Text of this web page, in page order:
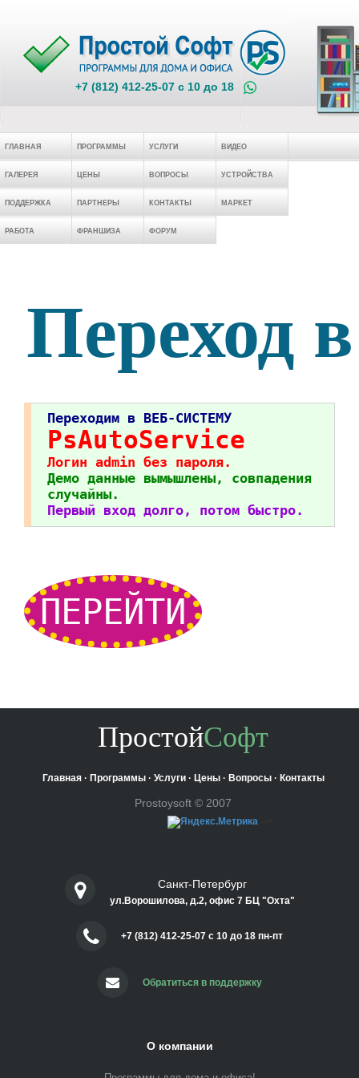
+7 (812) 412-25-07 c 10 до 18
ГЛАВНАЯ ПРОГРАММЫ УСЛУГИ ВИДЕО
ГАЛЕРЕЯ ЦЕНЫ ВОПРОСЫ УСТРОЙСТВА
ПОДДЕРЖКА ПАРТНЕРЫ КОНТАКТЫ МАРКЕТ
РАБОТА ФРАНШИЗА ФОРУМ
Переход
Переходим в ВЕБ-СИСТЕМУ
PsAutoService
Логин admin без пароля.
Демо данные вымышлены, совпадения
случайны.
Первый вход долго, потом быстро.
ПЕРЕЙТИ
ПростойСофт
Главная· Программы· Услуги· Цены· Вопросы· Контакты
Prostoysoft © 2007
Санкт-Петербург
ул.Ворошилова, д.2, офис 7 БЦ "Охта"
+7 (812) 412-25-07 c 10 до 18 пн-пт
Обратиться в поддержку
О компании